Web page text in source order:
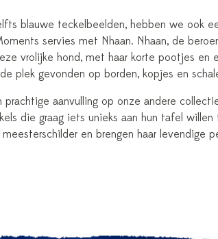
blauwe teckelbeelden, hebben we ook
servies met Nhaan. Nhaan, de
vrolijke hond, met haar korte pootjes
plek gevonden op borden, kopjes en
prachtige aanvulling op onze andere
die graag iets unieks aan hun tafel
en brengen haar levendige